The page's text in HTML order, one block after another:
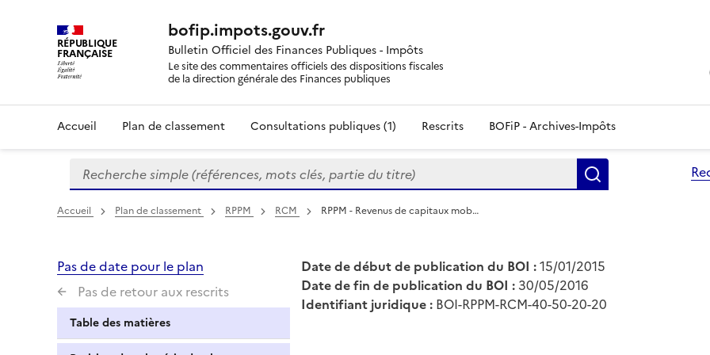
RÉPUBLIQUE
FRANÇAISE
bofip.impots.gouv.fr
Bulletin Officiel des Finances Publiques - Impôts
Le site des commentaires officiels des dispositions fiscales
de la direction générale des Finances publiques
Accueil Plan de classement Consultations publiques (1) Rescrits BOFiP - Archives-Impôts
Formulaire
de
recherche
Recherche simple (références, mots clés, partie du titre)
Accueil Plan de classement RPPM RCM RPPM - Revenus de capitaux mob…
Pas de date pour le plan
Pas de retour aux rescrits
Table des matières
Date de début de publication du BOI :15/01/2015
Date de fin de publication du BOI : 30/05/2016
Identifiant juridique : BOI-RPPM-RCM-40-50-20-20